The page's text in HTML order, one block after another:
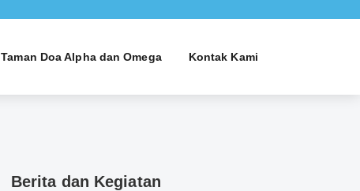
Taman Doa Alpha dan Omega Kontak Kami
Berita dan Kegiatan